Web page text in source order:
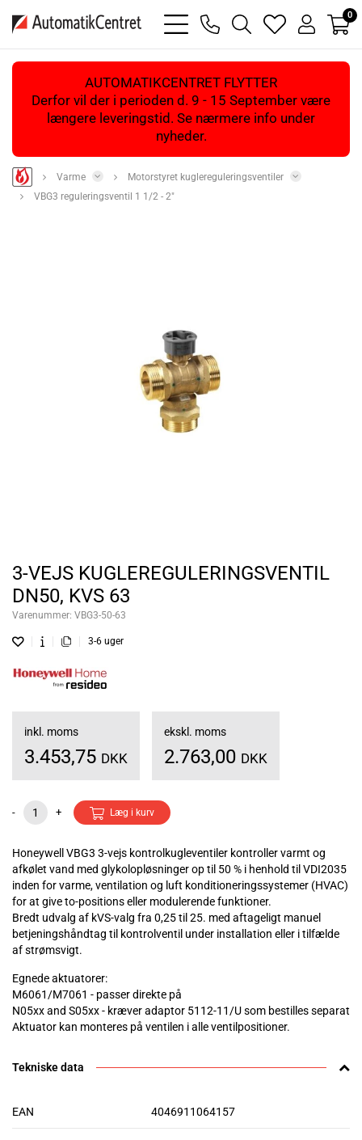
bars
light
phone
magnifying
glass
heart
light
user
light
0
AUTOMATIKCENTRET FLYTTER
Derfor vil der i perioden d. 9 - 15 September være
længere leveringstid. Se nærmere info under
nyheder.
Varme
Motorstyret kuglereguleringsventiler
VBG3 reguleringsventil 1 1/2 - 2"
3-VEJS KUGLEREGULERINGSVENTIL
DN50, KVS 63
Varenummer: VBG3-50-63
3-6 uger
inkl. moms
3.453,75 DKK
ekskl. moms
2.763,00 DKK
- + Læg i kurv
Honeywell VBG3 3-vejs kontrolkugleventiler kontroller varmt og
afkølet vand med glykolopløsninger op til 50 % i henhold til VDI2035
inden for varme, ventilation og luft konditioneringssystemer (HVAC)
for at give to-positions eller modulerende funktioner.
Bredt udvalg af kVS-valg fra 0,25 til 25. med aftageligt manuel
betjeningshåndtag til kontrolventil under installation eller i tilfælde
af strømsvigt.
Egnede aktuatorer:
M6061/M7061 - passer direkte på
N05xx and S05xx - kræver adaptor 5112-11/U som bestilles separat
Aktuator kan monteres på ventilen i alle ventilpositioner.
Tekniske data
EAN 4046911064157